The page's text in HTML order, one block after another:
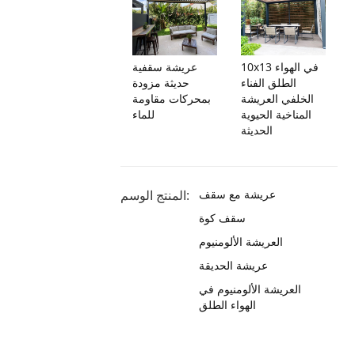
عريشة سقفية
حديثة مزودة
بمحركات مقاومة
للماء
10x13 في الهواء
الطلق الفناء
الخلفي العريشة
المناخية الحيوية
الحديثة
المنتج الوسم:
عريشة مع سقف
سقف كوة
العريشة الألومنيوم
عريشة الحديقة
العريشة الألومنيوم في
الهواء الطلق